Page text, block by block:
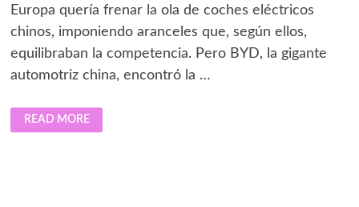
Europa quería frenar la ola de coches eléctricos
chinos, imponiendo aranceles que, según ellos,
equilibraban la competencia. Pero BYD, la gigante
automotriz china, encontró la …
BYD
LE
GANA
READ MORE